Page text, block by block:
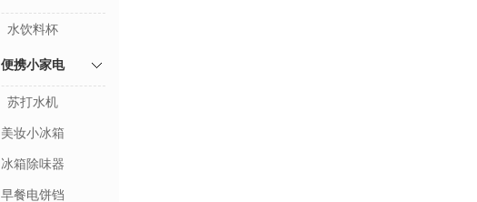
水饮料杯
便携小家电
苏打水机
美妆小冰箱
冰箱除味器
早餐电饼铛